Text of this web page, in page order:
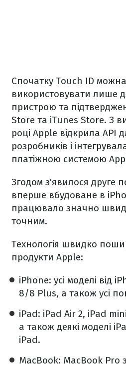
Спочатку Touch ID
використовувати лише
пристрою та
Store та iTunes Store. З
році Apple відкрила API
розробників і
платіжною системою
Згодом з'явилося друге
вперше вбудоване в
працювало значно
точним.
Технологія швидко
продукти Apple:
iPhone: усі моделі від
8/8 Plus, а також усі
iPad: iPad Air 2, iPad mini
а також деякі моделі
iPad.
MacBook: MacBook Pro